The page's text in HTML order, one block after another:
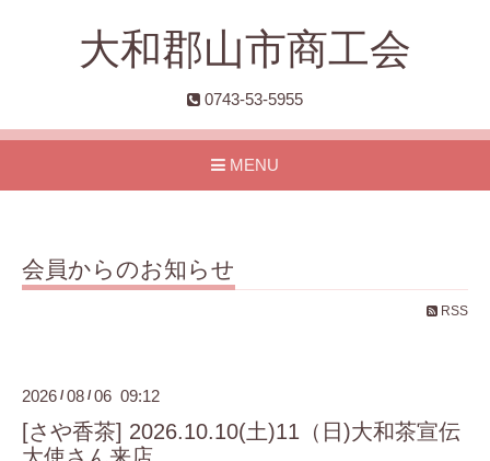
大和郡山市商工会
0743-53-5955
MENU
会員からのお知らせ
RSS
2026 /08 /06 09:12
[さや香茶] 2026.10.10(土)11（日)大和茶宣伝
大使さん来店